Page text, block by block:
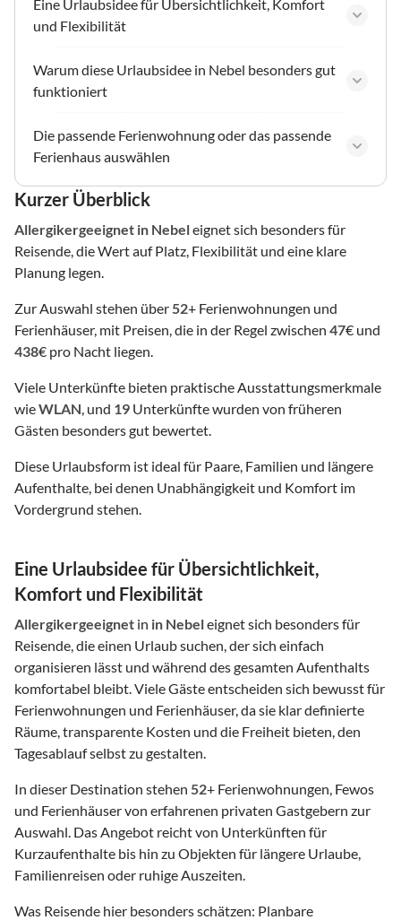
Eine Urlaubsidee für Übersichtlichkeit, Komfort
und Flexibilität
Warum diese Urlaubsidee in Nebel besonders gut
funktioniert
Die passende Ferienwohnung oder das passende
Ferienhaus auswählen
Kurzer Überblick
Allergikergeeignet in Nebeleignet sich besonders für
Reisende, die Wert auf Platz, Flexibilität und eine klare
Planung legen.
Zur Auswahl stehen über 52+ Ferienwohnungen und
Ferienhäuser, mit Preisen, die in der Regel zwischen 47€ und
438€ pro Nacht liegen.
Viele Unterkünfte bieten praktische Ausstattungsmerkmale
wieWLAN , und 19 Unterkünfte wurden von früheren
Gästen besonders gut bewertet.
Diese Urlaubsform ist ideal für Paare, Familien und längere
Aufenthalte, bei denen Unabhängigkeit und Komfort im
Vordergrund stehen.
Eine Urlaubsidee für Übersichtlichkeit,
Komfort und Flexibilität
Allergikergeeignet in in Nebeleignet sich besonders für
Reisende, die einen Urlaub suchen, der sich einfach
organisieren lässt und während des gesamten Aufenthalts
komfortabel bleibt. Viele Gäste entscheiden sich bewusst für
Ferienwohnungen und Ferienhäuser, da sie klar definierte
Räume, transparente Kosten und die Freiheit bieten, den
Tagesablauf selbst zu gestalten.
In dieser Destination stehen 52+ Ferienwohnungen, Fewos
und Ferienhäuser von erfahrenen privaten Gastgebern zur
Auswahl. Das Angebot reicht von Unterkünften für
Kurzaufenthalte bis hin zu Objekten für längere Urlaube,
Familienreisen oder ruhige Auszeiten.
Was Reisende hier besonders schätzen: Planbare